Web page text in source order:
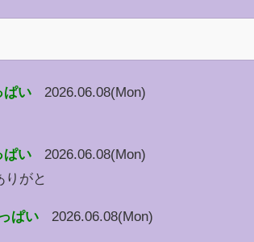
ぱい
2026.06.08(Mon)
ぱい
2026.06.08(Mon)
りがと
ぱい
2026.06.08(Mon)